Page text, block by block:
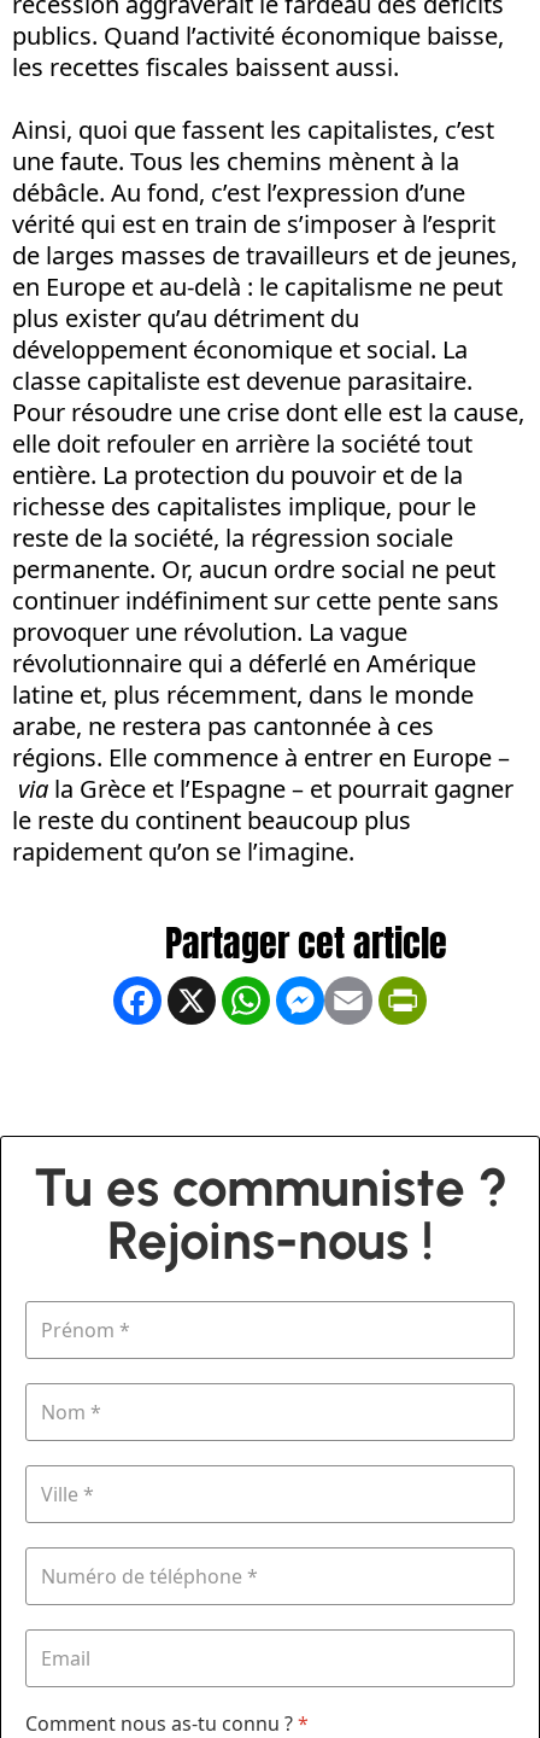
publics. Quand l’activité économique baisse,
les recettes fiscales baissent aussi.
Ainsi, quoi que fassent les capitalistes, c’est
une faute. Tous les chemins mènent à la
débâcle. Au fond, c’est l’expression d’une
vérité qui est en train de s’imposer à l’esprit
de larges masses de travailleurs et de jeunes,
en Europe et au-delà : le capitalisme ne peut
plus exister qu’au détriment du
développement économique et social. La
classe capitaliste est devenue parasitaire.
Pour résoudre une crise dont elle est la cause,
elle doit refouler en arrière la société tout
entière. La protection du pouvoir et de la
richesse des capitalistes implique, pour le
reste de la société, la régression sociale
permanente. Or, aucun ordre social ne peut
continuer indéfiniment sur cette pente sans
provoquer une révolution. La vague
révolutionnaire qui a déferlé en Amérique
latine et, plus récemment, dans le monde
arabe, ne restera pas cantonnée à ces
régions. Elle commence à entrer en Europe –
via la Grèce et l’Espagne – et pourrait gagner
le reste du continent beaucoup plus
rapidement qu’on se l’imagine.
Facebook
X WhatsApp
Messenger
Email
Tu es communiste ?
Rejoins-nous !
Comment nous as-tu connu ?*